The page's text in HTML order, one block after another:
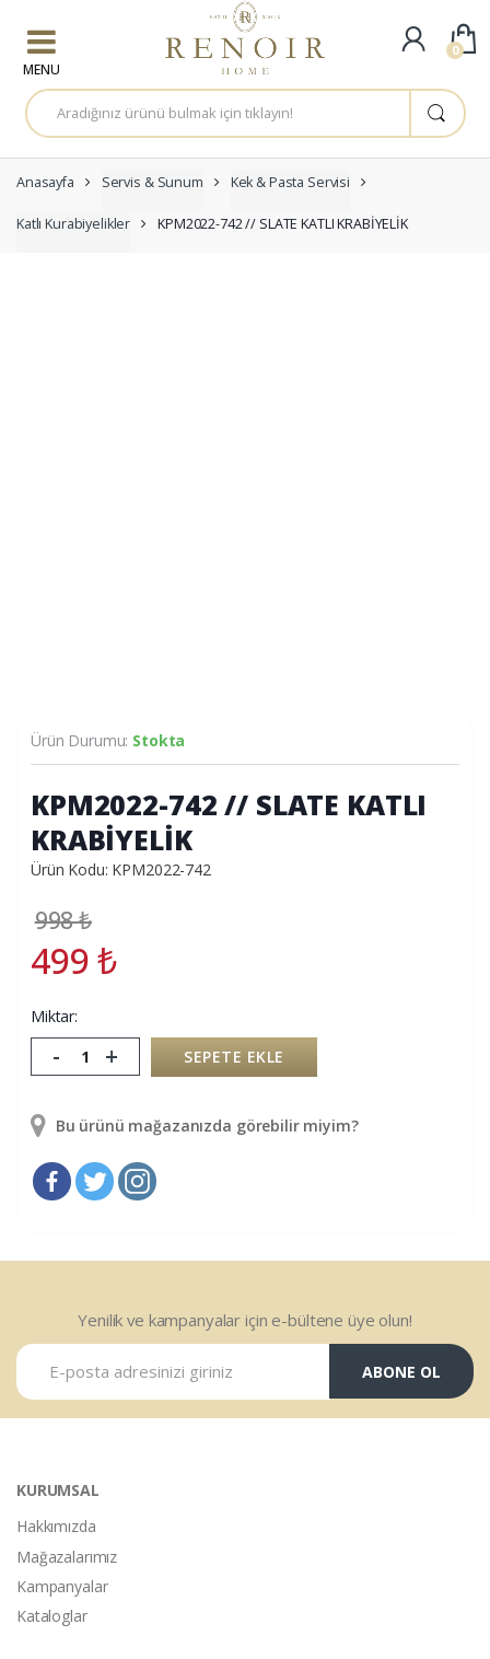
A
r
a
a
:
Anasayfa Servis & Sunum Kek & Pasta Servisi
Katlı Kurabiyelikler KPM2022-742 // SLATE KATLI KRABİYELİK
Ürün Durumu: Stokta
KPM2022-742 // SLATE KATLI
KRABİYELİK
Ürün Kodu: KPM2022-742
998₺
499₺
Miktar:
- + SEPETE EKLE
Bu ürünü mağazanızda görebilir miyim?
Yenilik ve kampanyalar için e-bültene üye olun!
ABONE OL
KURUMSAL
Hakkımızda
Mağazalarımız
Kampanyalar
Kataloglar
0